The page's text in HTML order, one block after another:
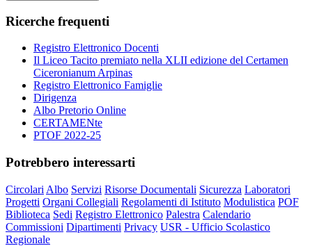
Ricerche frequenti
Registro Elettronico Docenti
Il Liceo Tacito premiato nella XLII edizione del Certamen
Ciceronianum Arpinas
Registro Elettronico Famiglie
Dirigenza
Albo Pretorio Online
CERTAMENte
PTOF 2022-25
Potrebbero interessarti
Circolari Albo Servizi Risorse Documentali Sicurezza Laboratori
Progetti Organi Collegiali Regolamenti di Istituto Modulistica POF
Biblioteca Sedi Registro Elettronico Palestra Calendario
Commissioni Dipartimenti Privacy USR - Ufficio Scolastico
Regionale